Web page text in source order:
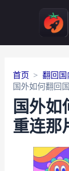
首页
翻回国
国外如何翻回
国外如
重连那